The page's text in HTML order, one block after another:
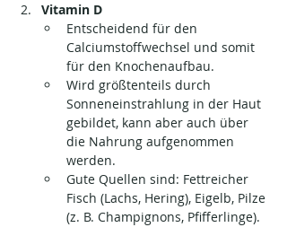
Vitamin D
Entscheidend für den
Calciumstoffwechsel und somit
für den Knochenaufbau.
Wird größtenteils durch
Sonneneinstrahlung in der Haut
gebildet, kann aber auch über
die Nahrung aufgenommen
werden.
Gute Quellen sind: Fettreicher
Fisch (Lachs, Hering), Eigelb, Pilze
(z. B. Champignons, Pfifferlinge).